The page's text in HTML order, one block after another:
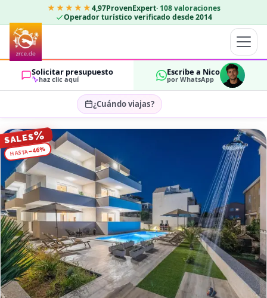
★★★★★4,97ProvenExpert· 108 valoraciones
Operador turístico verificado desde 2014
Solicitar presupuesto
haz clic aquí
Escribe a Nico
por WhatsApp
¿Cuándo viajas?
Seleccionar fechas…
HUÉSPEDES
2 OK
SALES%
HASTA−46%